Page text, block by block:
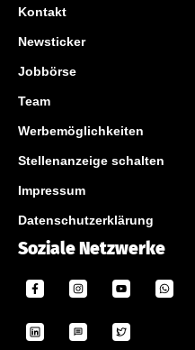
Kontakt
Newsticker
Jobbörse
Team
Werbemöglichkeiten
Stellenanzeige schalten
Impressum
Datenschutzerklärung
Soziale Netzwerke